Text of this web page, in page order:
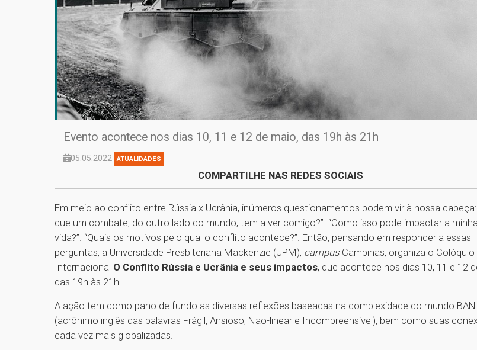
Evento acontece nos dias 10, 11 e 12 de maio, das 19h às 21h
05.05.2022 ATUALIDADES
COMPARTILHE NAS REDES SOCIAIS
Em meio ao conflito entre Rússia x Ucrânia, inúmeros questionamentos podem vir à nossa cabeça:
que um combate, do outro lado do mundo, tem a ver comigo?”. “Como isso pode impactar a minha
vida?”. “Quais os motivos pelo qual o conflito acontece?”. Então, pensando em responder a essas
perguntas, a Universidade Presbiteriana Mackenzie (UPM), campus Campinas, organiza o Colóquio
Internacional O Conflito Rússia e Ucrânia e seus impactos, que acontece nos dias 10, 11 e 12
das 19h às 21h.
A ação tem como pano de fundo as diversas reflexões baseadas na complexidade do mundo BANI
(acrônimo inglês das palavras Frágil, Ansioso, Não-linear e Incompreensível), bem como suas
cada vez mais globalizadas.